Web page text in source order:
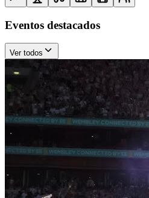
Eventos destacados
Ver todos